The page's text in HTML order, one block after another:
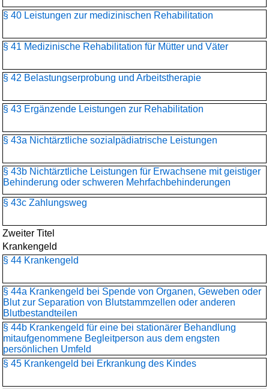
§ 40 Leistungen zur medizinischen Rehabilitation
§ 41 Medizinische Rehabilitation für Mütter und Väter
§ 42 Belastungserprobung und Arbeitstherapie
§ 43 Ergänzende Leistungen zur Rehabilitation
§ 43a Nichtärztliche sozialpädiatrische Leistungen
§ 43b Nichtärztliche Leistungen für Erwachsene mit geistiger
Behinderung oder schweren Mehrfachbehinderungen
§ 43c Zahlungsweg
Zweiter Titel
Krankengeld
§ 44 Krankengeld
§ 44a Krankengeld bei Spende von Organen, Geweben oder
Blut zur Separation von Blutstammzellen oder anderen
Blutbestandteilen
§ 44b Krankengeld für eine bei stationärer Behandlung
mitaufgenommene Begleitperson aus dem engsten
persönlichen Umfeld
§ 45 Krankengeld bei Erkrankung des Kindes